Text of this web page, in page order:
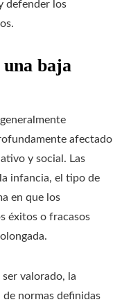
defender los
una baja
afectado
y social. Las
infancia, el tipo de
en que los
éxitos o fracasos
ser valorado, la
normas definidas